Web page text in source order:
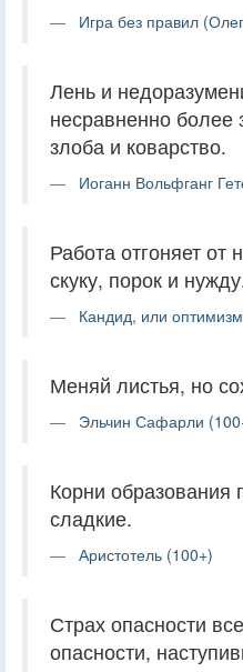
Игра без правил
Лень и
несравненно более
злоба и коварство.
Иоганн Вольфганг
Работа отгоняет от
скуку, порок и
Кандид, или
Меняй листья, но
Эльчин Сафарли
Корни образования
сладкие.
Аристотель (100+)
Страх опасности
опасности,